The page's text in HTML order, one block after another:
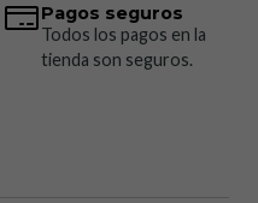
Pagos seguros
Todos los pagos en la
tienda son seguros.